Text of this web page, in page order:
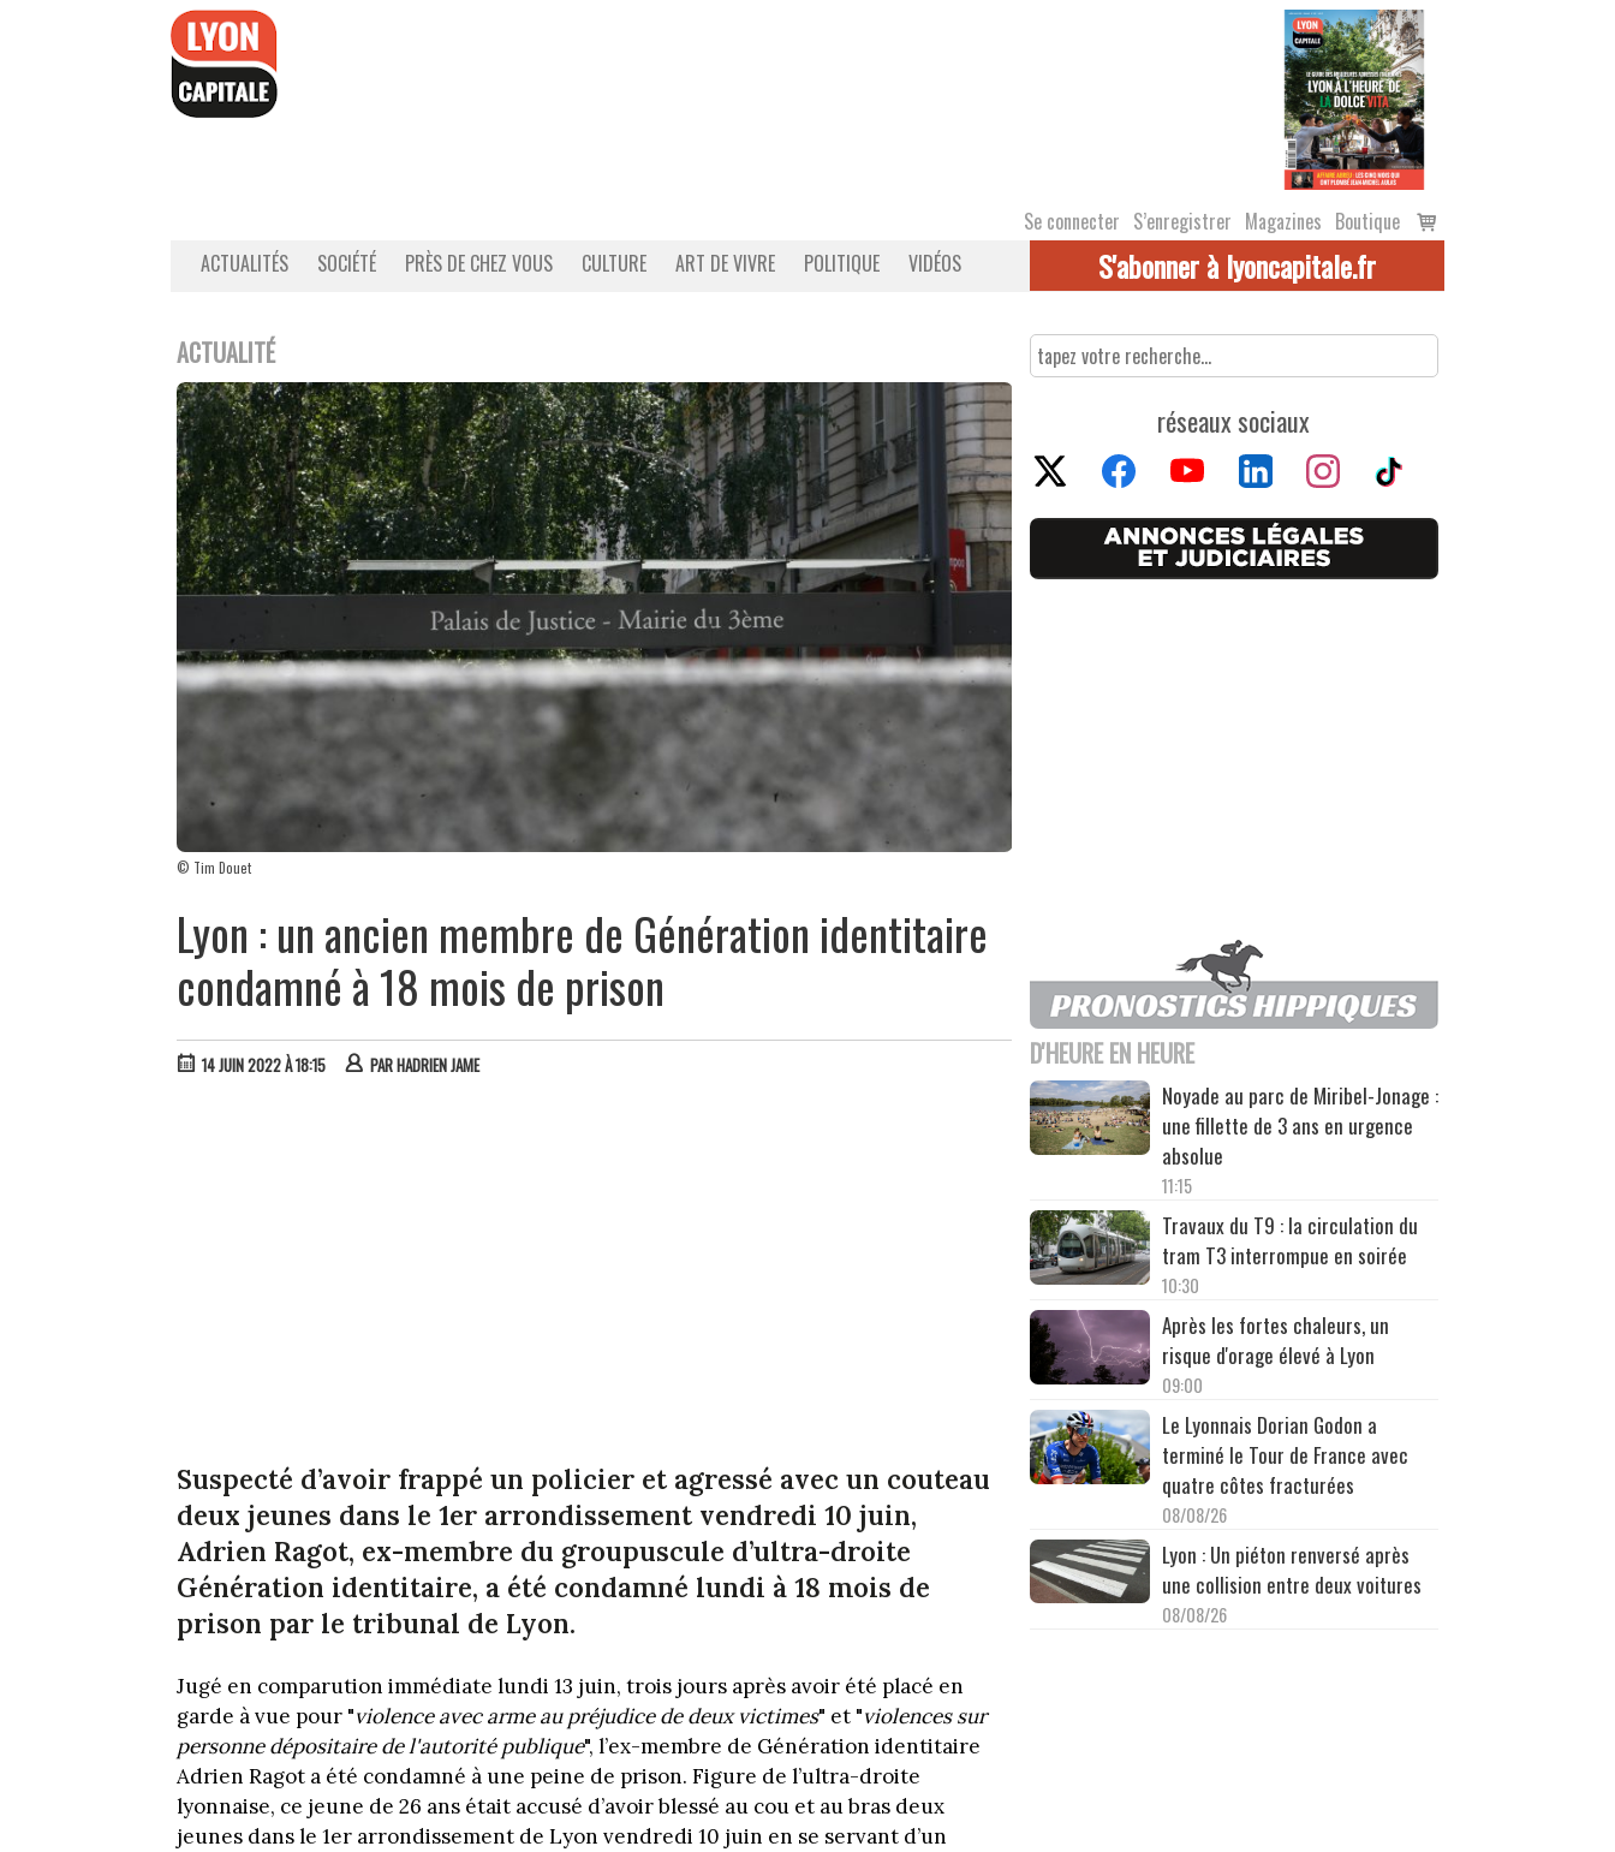
Se connecter S’enregistrer Magazines Boutique
Voir
le
ACTUALITÉS SOCIÉTÉ PRÈS DE CHEZ VOUS CULTURE ART DE VIVRE POLITIQUE VIDÉOS S'abonner à lyoncapitale.fr
ACTUALITÉ
© Tim Douet
Lyon : un ancien membre de Génération identitaire
condamné à 18 mois de prison
14 JUIN 2022 À 18:15 PARHADRIEN JAME
Suspecté d’avoir frappé un policier et agressé avec un couteau
deux jeunes dans le 1er arrondissement vendredi 10 juin,
Adrien Ragot, ex-membre du groupuscule d’ultra-droite
Génération identitaire, a été condamné lundi à 18 mois de
prison par le tribunal de Lyon.
Jugé en comparution immédiate lundi 13 juin, trois jours après avoir été placé en
garde à vue pour "violence avec arme au préjudice de deux victimes" et "violences sur
personne dépositaire de l'autorité publique", l’ex-membre de Génération identitaire
Adrien Ragot a été condamné à une peine de prison. Figure de l’ultra-droite
lyonnaise, ce jeune de 26 ans était accusé d’avoir blessé au cou et au bras deux
jeunes dans le 1er arrondissement de Lyon vendredi 10 juin en se servant d’un
réseaux sociaux
D'HEURE EN HEURE
Noyade au parc de Miribel-Jonage :
une fillette de 3 ans en urgence
absolue
11:15
Travaux du T9 : la circulation du
tram T3 interrompue en soirée
10:30
Après les fortes chaleurs, un
risque d'orage élevé à Lyon
09:00
Le Lyonnais Dorian Godon a
terminé le Tour de France avec
quatre côtes fracturées
08/08/26
Lyon : Un piéton renversé après
une collision entre deux voitures
08/08/26